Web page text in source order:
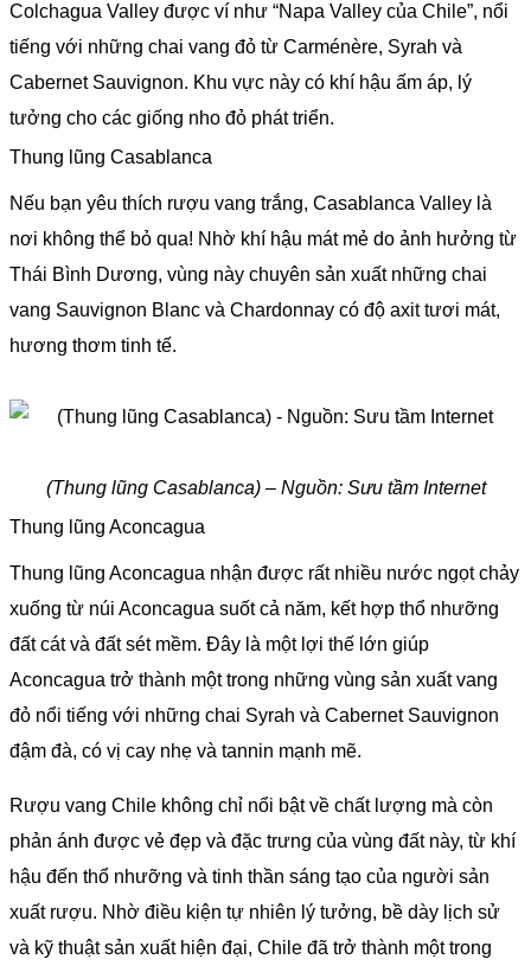
Colchagua Valley được ví như “Napa Valley của Chile”, nổi
tiếng với những chai vang đỏ từ Carménère, Syrah và
Cabernet Sauvignon. Khu vực này có khí hậu ấm áp, lý
tưởng cho các giống nho đỏ phát triển.
Thung lũng Casablanca
Nếu bạn yêu thích rượu vang trắng, Casablanca Valley là
nơi không thể bỏ qua! Nhờ khí hậu mát mẻ do ảnh hưởng từ
Thái Bình Dương, vùng này chuyên sản xuất những chai
vang Sauvignon Blanc và Chardonnay có độ axit tươi mát,
hương thơm tinh tế.
(Thung lũng Casablanca) – Nguồn: Sưu tầm Internet
Thung lũng Aconcagua
Thung lũng Aconcagua nhận được rất nhiều nước ngọt chảy
xuống từ núi Aconcagua suốt cả năm, kết hợp thổ nhưỡng
đất cát và đất sét mềm. Đây là một lợi thế lớn giúp
Aconcagua trở thành một trong những vùng sản xuất vang
đỏ nổi tiếng với những chai Syrah và Cabernet Sauvignon
đậm đà, có vị cay nhẹ và tannin mạnh mẽ.
Rượu vang Chile không chỉ nổi bật về chất lượng mà còn
phản ánh được vẻ đẹp và đặc trưng của vùng đất này, từ khí
hậu đến thổ nhưỡng và tinh thần sáng tạo của người sản
xuất rượu. Nhờ điều kiện tự nhiên lý tưởng, bề dày lịch sử
và kỹ thuật sản xuất hiện đại, Chile đã trở thành một trong